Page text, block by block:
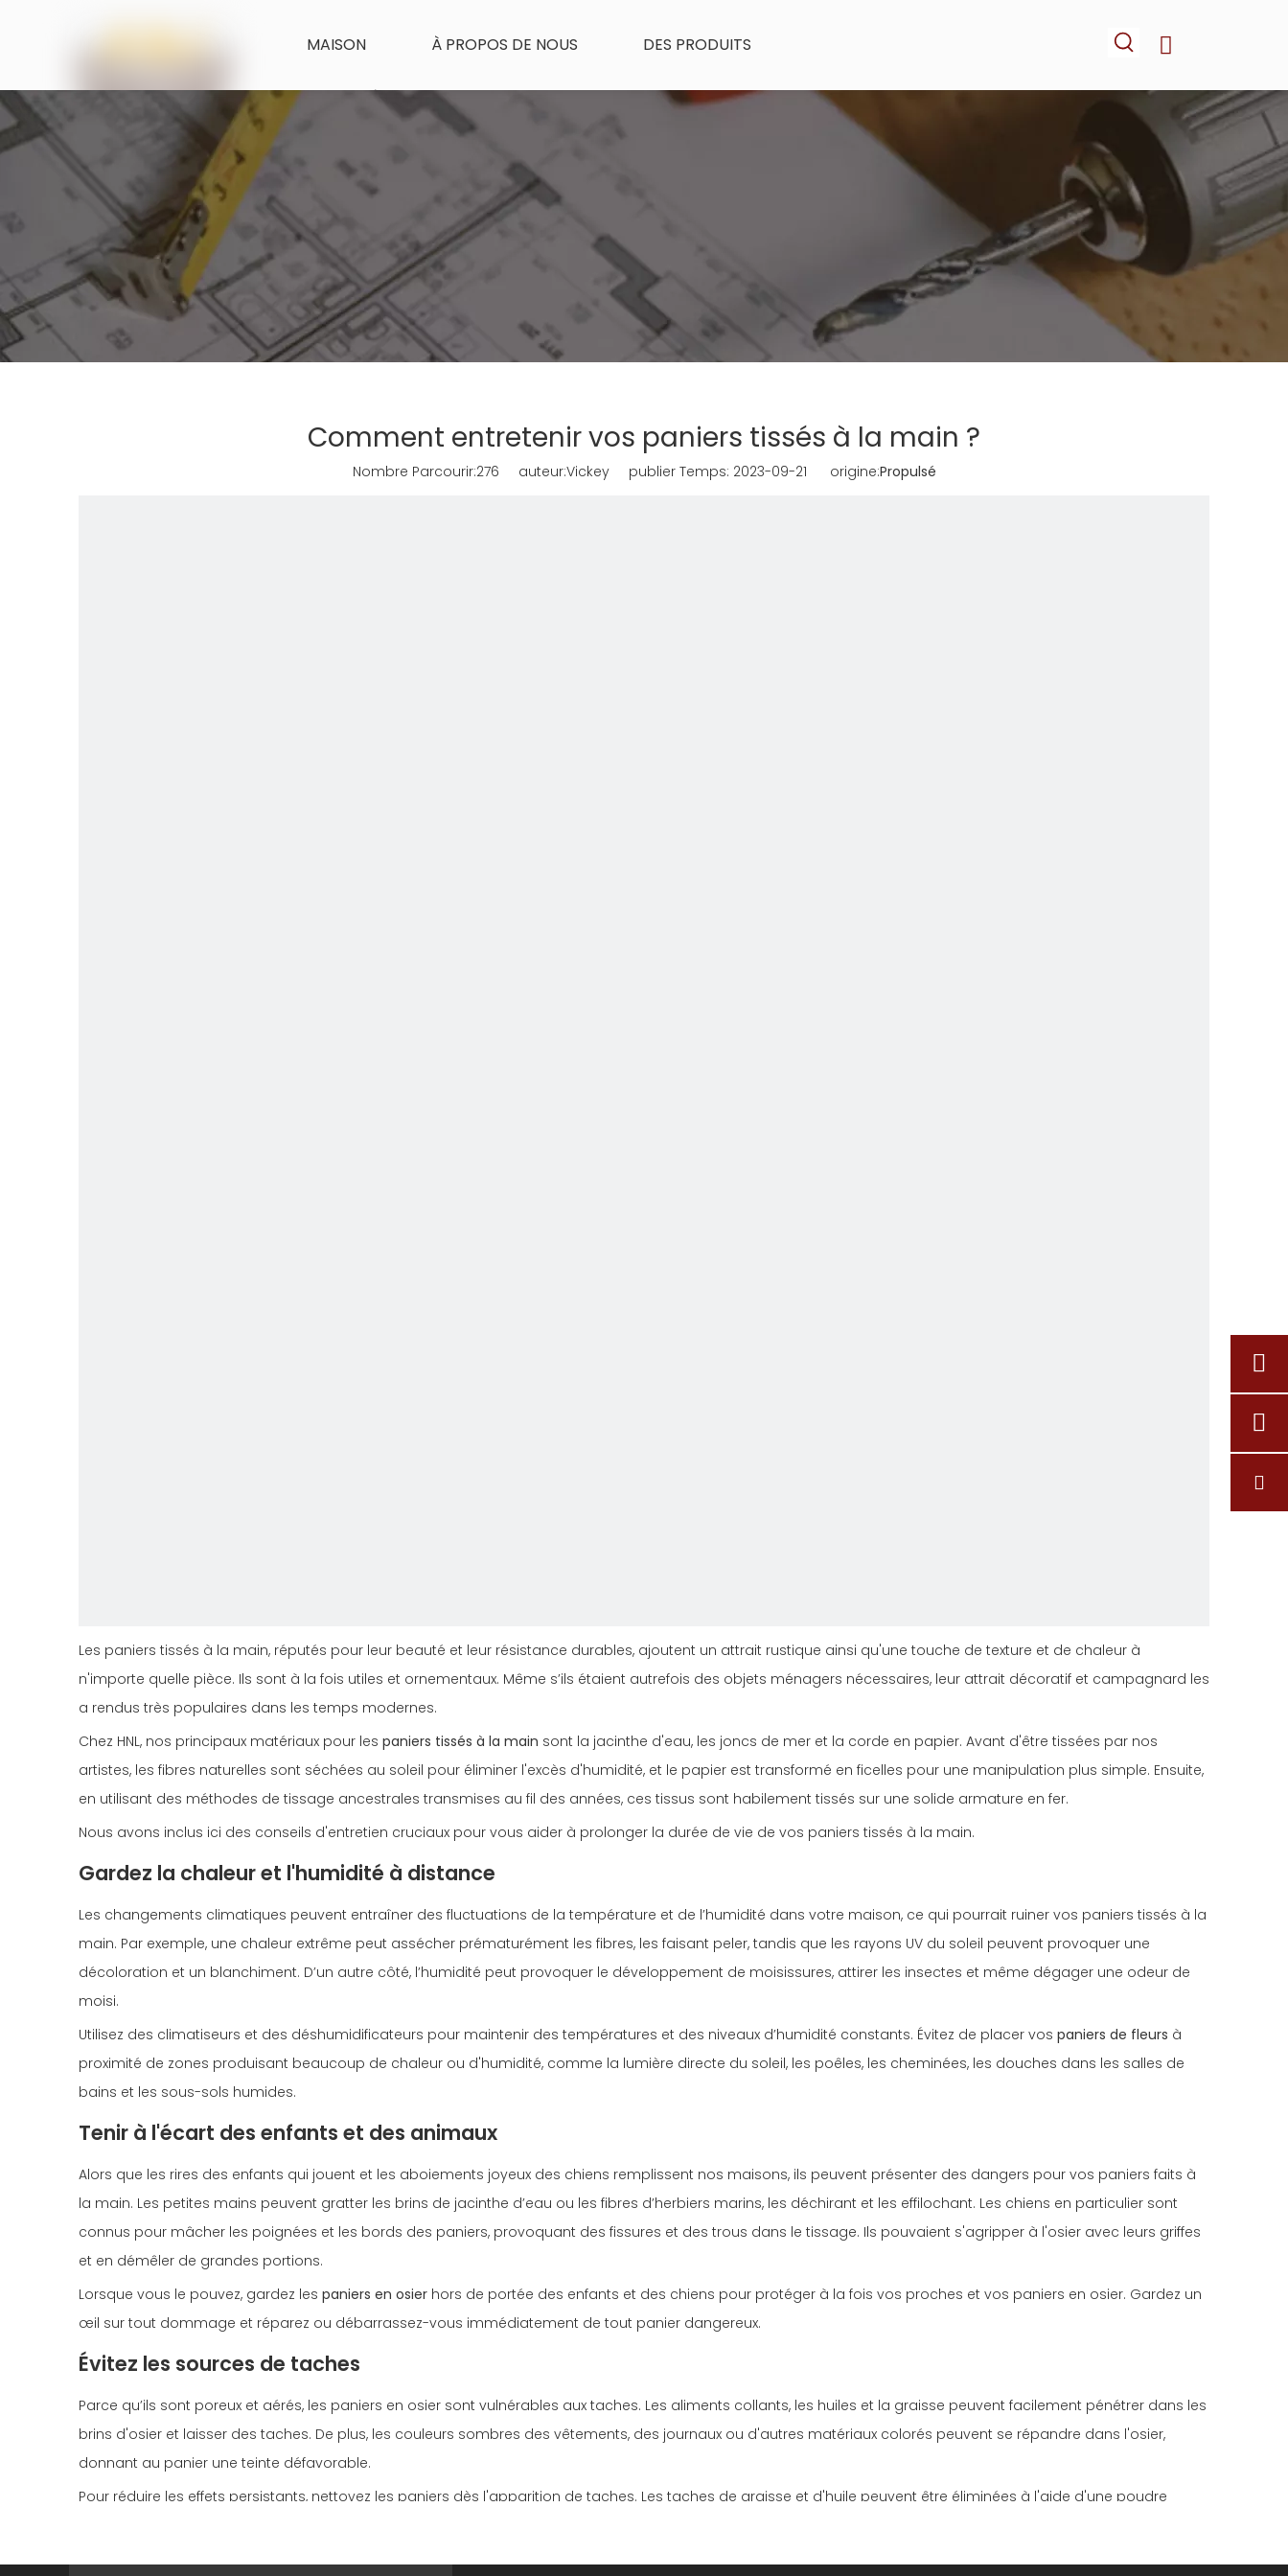
MAISON À PROPOS DE NOUS DES PRODUITS
CARACTÉRISTIQUES DU PRODUIT NOUVELLES CONTACTEZ-NOUS
Comment entretenir vos paniers tissés à la main ?
Nombre Parcourir:276 auteur:Vickey publier Temps: 2023-09-21 origine:Propulsé
Les paniers tissés à la main, réputés pour leur beauté et leur résistance durables, ajoutent un attrait rustique ainsi qu'une touche de texture et de chaleur à
n'importe quelle pièce. Ils sont à la fois utiles et ornementaux. Même s’ils étaient autrefois des objets ménagers nécessaires, leur attrait décoratif et campagnard les
a rendus très populaires dans les temps modernes.
Chez HNL, nos principaux matériaux pour les paniers tissés à la main sont la jacinthe d'eau, les joncs de mer et la corde en papier. Avant d'être tissées par nos
artistes, les fibres naturelles sont séchées au soleil pour éliminer l'excès d'humidité, et le papier est transformé en ficelles pour une manipulation plus simple. Ensuite,
en utilisant des méthodes de tissage ancestrales transmises au fil des années, ces tissus sont habilement tissés sur une solide armature en fer.
Nous avons inclus ici des conseils d'entretien cruciaux pour vous aider à prolonger la durée de vie de vos paniers tissés à la main.
Gardez la chaleur et l'humidité à distance
Les changements climatiques peuvent entraîner des fluctuations de la température et de l’humidité dans votre maison, ce qui pourrait ruiner vos paniers tissés à la
main. Par exemple, une chaleur extrême peut assécher prématurément les fibres, les faisant peler, tandis que les rayons UV du soleil peuvent provoquer une
décoloration et un blanchiment. D’un autre côté, l’humidité peut provoquer le développement de moisissures, attirer les insectes et même dégager une odeur de
moisi.
Utilisez des climatiseurs et des déshumidificateurs pour maintenir des températures et des niveaux d’humidité constants. Évitez de placer vos paniers de fleurs à
proximité de zones produisant beaucoup de chaleur ou d'humidité, comme la lumière directe du soleil, les poêles, les cheminées, les douches dans les salles de
bains et les sous-sols humides.
Tenir à l'écart des enfants et des animaux
Alors que les rires des enfants qui jouent et les aboiements joyeux des chiens remplissent nos maisons, ils peuvent présenter des dangers pour vos paniers faits à
la main. Les petites mains peuvent gratter les brins de jacinthe d’eau ou les fibres d’herbiers marins, les déchirant et les effilochant. Les chiens en particulier sont
connus pour mâcher les poignées et les bords des paniers, provoquant des fissures et des trous dans le tissage. Ils pouvaient s'agripper à l'osier avec leurs griffes
et en démêler de grandes portions.
Lorsque vous le pouvez, gardez les paniers en osier hors de portée des enfants et des chiens pour protéger à la fois vos proches et vos paniers en osier. Gardez un
œil sur tout dommage et réparez ou débarrassez-vous immédiatement de tout panier dangereux.
Évitez les sources de taches
Parce qu’ils sont poreux et aérés, les paniers en osier sont vulnérables aux taches. Les aliments collants, les huiles et la graisse peuvent facilement pénétrer dans les
brins d'osier et laisser des taches. De plus, les couleurs sombres des vêtements, des journaux ou d'autres matériaux colorés peuvent se répandre dans l'osier,
donnant au panier une teinte défavorable.
Pour réduire les effets persistants, nettoyez les paniers dès l'apparition de taches. Les taches de graisse et d'huile peuvent être éliminées à l'aide d'une poudre
Conservez autant que possible l’utilisation prévue